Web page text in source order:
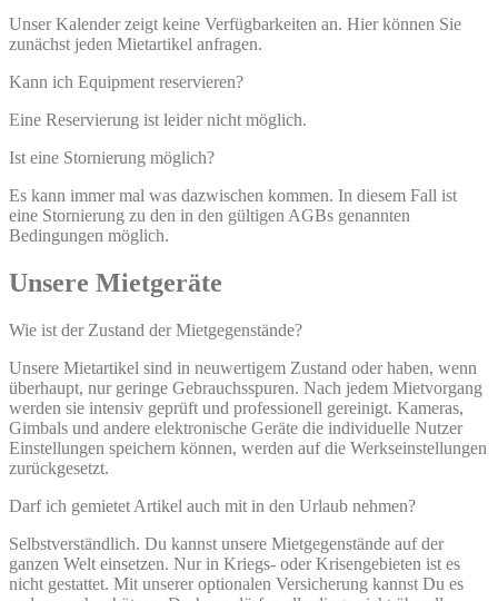
Unser Kalender zeigt keine Verfügbarkeiten an. Hier können Sie
zunächst jeden Mietartikel anfragen.
Kann ich Equipment reservieren?
Eine Reservierung ist leider nicht möglich.
Ist eine Stornierung möglich?
Es kann immer mal was dazwischen kommen. In diesem Fall ist
eine Stornierung zu den in den gültigen AGBs genannten
Bedingungen möglich.
Unsere Mietgeräte
Wie ist der Zustand der Mietgegenstände?
Unsere Mietartikel sind in neuwertigem Zustand oder haben, wenn
überhaupt, nur geringe Gebrauchsspuren. Nach jedem Mietvorgang
werden sie intensiv geprüft und professionell gereinigt. Kameras,
Gimbals und andere elektronische Geräte die individuelle Nutzer
Einstellungen speichern können, werden auf die Werkseinstellungen
zurückgesetzt.
Darf ich gemietet Artikel auch mit in den Urlaub nehmen?
Selbstverständlich. Du kannst unsere Mietgegenstände auf der
ganzen Welt einsetzen. Nur in Kriegs- oder Krisengebieten ist es
nicht gestattet. Mit unserer optionalen Versicherung kannst Du es